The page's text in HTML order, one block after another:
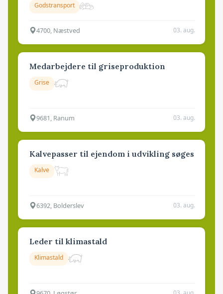
Godstransport
4700, Næstved 03. aug.
Medarbejdere til griseproduktion
Grise
9681, Ranum 03. aug.
Kalvepasser til ejendom i udvikling søges
Kalve
6392, Bolderslev 03. aug.
Leder til klimastald
Klimastald